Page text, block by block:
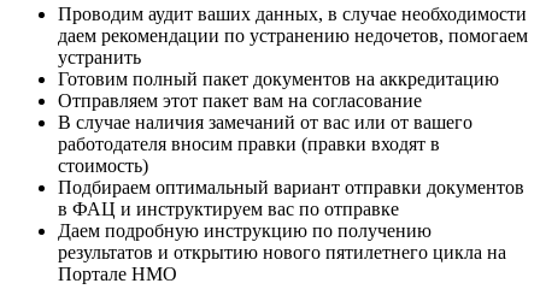
Проводим аудит ваших данных, в случае необходимости
даем рекомендации по устранению недочетов, помогаем
устранить
Готовим полный пакет документов на аккредитацию
Отправляем этот пакет вам на согласование
В случае наличия замечаний от вас или от вашего
работодателя вносим правки (правки входят в
стоимость)
Подбираем оптимальный вариант отправки документов
в ФАЦ и инструктируем вас по отправке
Даем подробную инструкцию по получению
результатов и открытию нового пятилетнего цикла на
Портале НМО